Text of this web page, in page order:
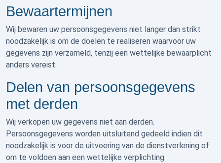
Bewaartermijnen
Wij bewaren uw persoonsgegevens niet langer dan strikt
noodzakelijk is om de doelen te realiseren waarvoor uw
gegevens zijn verzameld, tenzij een wettelijke bewaarplicht
anders vereist.
Delen van persoonsgegevens
met derden
Wij verkopen uw gegevens niet aan derden.
Persoonsgegevens worden uitsluitend gedeeld indien dit
noodzakelijk is voor de uitvoering van de dienstverlening of
om te voldoen aan een wettelijke verplichting.